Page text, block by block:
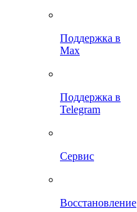
Поддержка в
Max
Поддержка в
Telegram
Сервис
Восстановление